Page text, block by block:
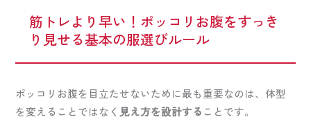
筋トレより早い！ポッコリお腹をすっき
り見せる基本の服選びルール
ポッコリお腹を目立たせないために最も重要なのは、体型
を変えることではなく 見え方を設計することです。